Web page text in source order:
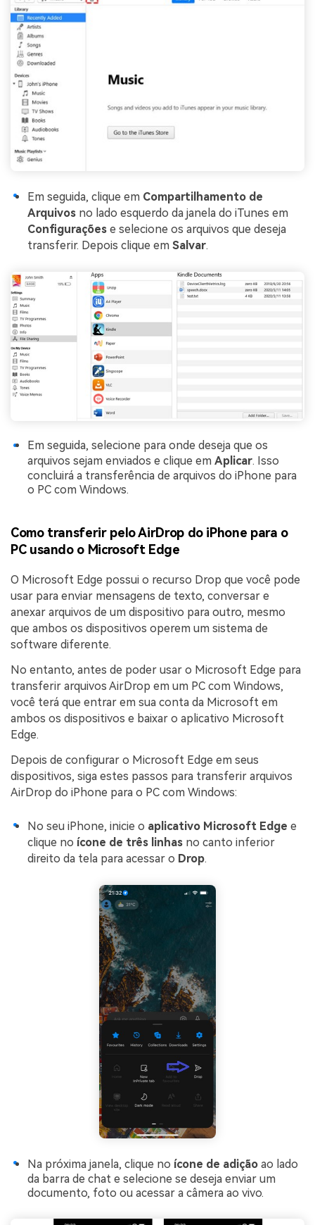
Em seguida, clique em Compartilhamento de
Arquivos no lado esquerdo da janela do iTunes em
Configurações e selecione os arquivos que deseja
transferir. Depois clique em Salvar.
Em seguida, selecione para onde deseja que os
arquivos sejam enviados e clique em Aplicar. Isso
concluirá a transferência de arquivos do iPhone para
o PC com Windows.
Como transferir pelo AirDrop do iPhone para o
PC usando o Microsoft Edge
O Microsoft Edge possui o recurso Drop que você pode
usar para enviar mensagens de texto, conversar e
anexar arquivos de um dispositivo para outro, mesmo
que ambos os dispositivos operem um sistema de
software diferente.
No entanto, antes de poder usar o Microsoft Edge para
transferir arquivos AirDrop em um PC com Windows,
você terá que entrar em sua conta da Microsoft em
ambos os dispositivos e baixar o aplicativo Microsoft
Edge.
Depois de configurar o Microsoft Edge em seus
dispositivos, siga estes passos para transferir arquivos
AirDrop do iPhone para o PC com Windows:
No seu iPhone, inicie o aplicativo Microsoft Edge e
clique no ícone de três linhas no canto inferior
direito da tela para acessar o Drop.
Na próxima janela, clique no ícone de adição ao lado
da barra de chat e selecione se deseja enviar um
documento, foto ou acessar a câmera ao vivo.